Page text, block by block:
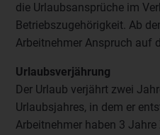
die Urlaubsansprüche im
Betriebszugehörigkeit. Ab
Arbeitnehmer Anspruch auf
Urlaubsverjährung
Der Urlaub verjährt zwei
Urlaubsjahres, in dem er
Arbeitnehmer haben 3